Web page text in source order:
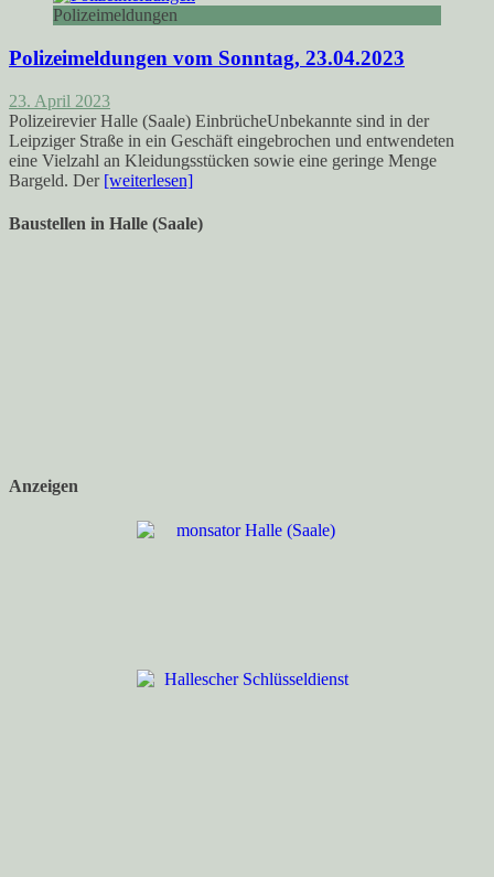
Polizeimeldungen
Polizeimeldungen vom Sonntag, 23.04.2023
23. April 2023
Polizeirevier Halle (Saale) EinbrücheUnbekannte sind in der
Leipziger Straße in ein Geschäft eingebrochen und entwendeten
eine Vielzahl an Kleidungsstücken sowie eine geringe Menge
Bargeld. Der [weiterlesen]
Baustellen in Halle (Saale)
Anzeigen